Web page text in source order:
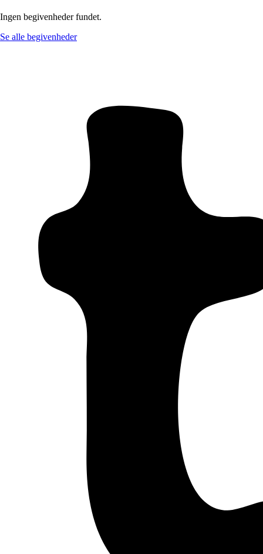
Ingen begivenheder fundet.
Se alle begivenheder